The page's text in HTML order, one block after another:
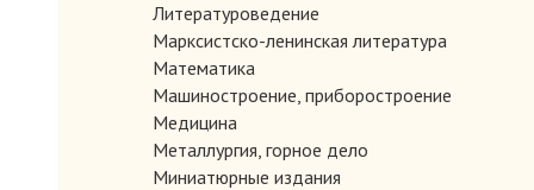
Литературоведение
Марксистско-ленинская литература
Математика
Машиностроение, приборостроение
Медицина
Металлургия, горное дело
Миниатюрные издания